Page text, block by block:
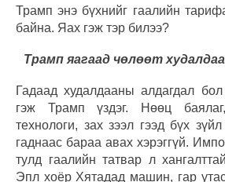
Трамп энэ бүхнийг гаалийн
байна. Яах гэж тэр билээ?
Трамп яагаад чөлөөт
Гадаад худалдааны алдагдал
гэж Трамп үздэг. Нөөц
технологи, зах зээл гээд бүх
гаднаас бараа авах хэрэггүй.
тулд гаалийн татвар л
Эпл хоёр Хятадад машин, гар утас